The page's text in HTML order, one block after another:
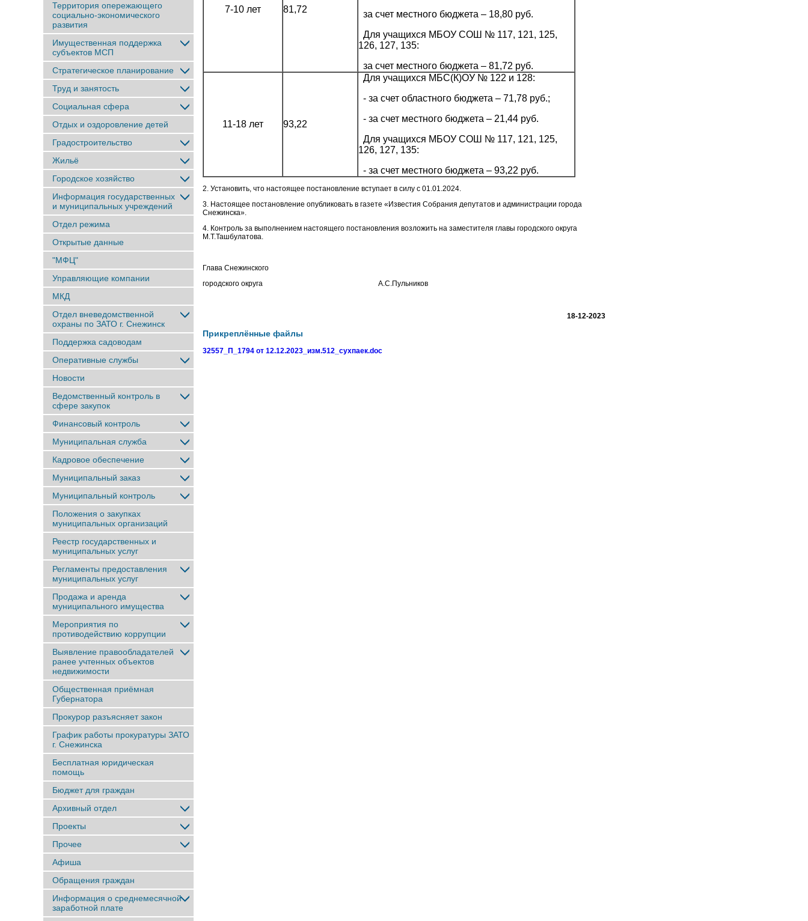
Территория опережающего
социально-экономического
развития
Имущественная поддержка
субъектов МСП
Стратегическое планирование
Труд и занятость
Социальная сфера
Отдых и оздоровление детей
Градостроительство
Жильё
Городское хозяйство
Информация государственных
и муниципальных учреждений
Отдел режима
Открытые данные
"МФЦ"
Управляющие компании
МКД
Отдел вневедомственной
охраны по ЗАТО г. Снежинск
Поддержка садоводам
Оперативные службы
Новости
Ведомственный контроль в
сфере закупок
Финансовый контроль
Муниципальная служба
Кадровое обеспечение
Муниципальный заказ
Муниципальный контроль
Положения о закупках
муниципальных организаций
Реестр государственных и
муниципальных услуг
Регламенты предоставления
муниципальных услуг
Продажа и аренда
муниципального имущества
Мероприятия по
противодействию коррупции
Выявление правообладателей
ранее учтенныx объектов
недвижимости
Общественная приёмная
Губернатора
Прокурор разъясняет закон
График работы прокуратуры ЗАТО
г. Снежинска
Бесплатная юридическая
помощь
Бюджет для граждан
Архивный отдел
Проекты
Прочее
Афиша
Обращения граждан
Информация о среднемесячной
заработной плате
7-10 лет 81,72
за счет местного бюджета – 18,80 руб.
Для учащихся МБОУ СОШ № 117, 121, 125,
126, 127, 135:
за счет местного бюджета – 81,72 руб.
11-18 лет 93,22
Для учащихся МБС(К)ОУ № 122 и 128:
- за счет областного бюджета – 71,78 руб.;
- за счет местного бюджета – 21,44 руб.
Для учащихся МБОУ СОШ № 117, 121, 125,
126, 127, 135:
- за счет местного бюджета – 93,22 руб.
2. Установить, что настоящее постановление вступает в силу с 01.01.2024.
3. Настоящее постановление опубликовать в газете «Известия Собрания депутатов и администрации города
Снежинска».
4. Контроль за выполнением настоящего постановления возложить на заместителя главы городского округа
М.Т.Ташбулатова.
Глава Снежинского
городского округа А.С.Пульников
18-12-2023
Прикреплённые файлы
32557_П_1794 от 12.12.2023_изм.512_сухпаек.doc